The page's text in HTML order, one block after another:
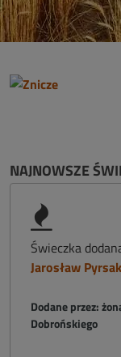
NAJNOWSZE
Świeczka
Jarosław Pyrsak
Dodane przez:
Dobrońskiego